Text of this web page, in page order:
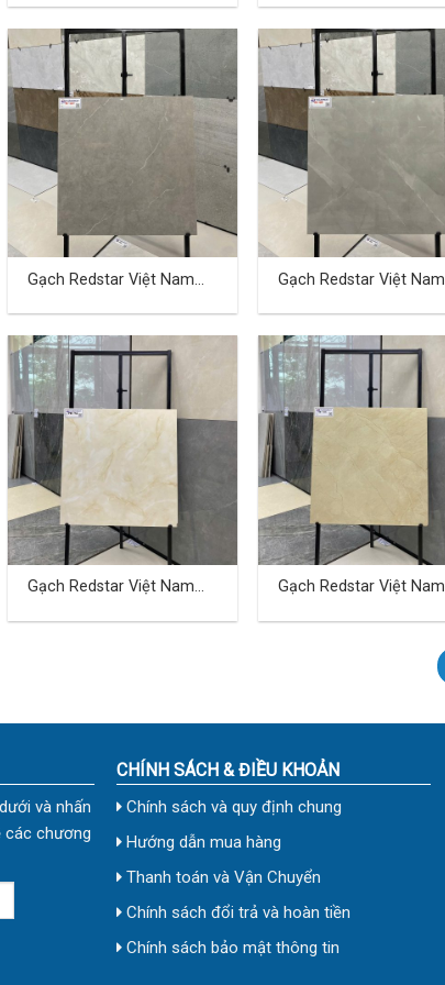
Gạch Redstar Việt Nam
Gạch Redstar Việt Nam
Gạch Redstar Việt Nam
Gạch Redstar Việt Nam
và nhấn
các chương
CHÍNH SÁCH & ĐIỀU KHOẢN
Chính sách và quy định chung
Hướng dẫn mua hàng
Thanh toán và Vận Chuyển
Chính sách đổi trả và hoàn tiền
Chính sách bảo mật thông tin